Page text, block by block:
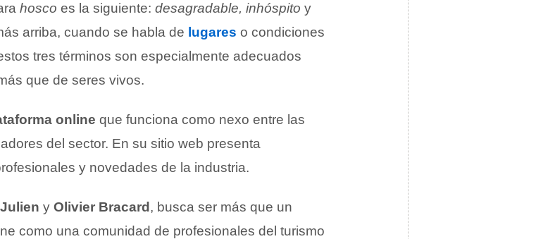
hosco es la siguiente: desagradable, inhóspito y
arriba, cuando se habla de lugares o condiciones
tres términos son especialmente adecuados
que de seres vivos.
online que funciona como nexo entre las
del sector. En su sitio web presenta
y novedades de la industria.
y Olivier Bracard , busca ser más que un
como una comunidad de profesionales del turismo